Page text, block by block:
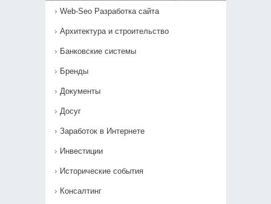
Web-Seo Разработка сайта
Архитектура и строительство
Банковские системы
Бренды
Документы
Досуг
Заработок в Интернете
Инвестиции
Исторические события
Консалтинг